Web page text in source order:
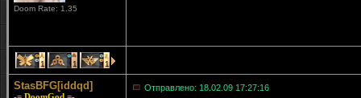
Doom Rate: 1.35
1 1 1
StasBFG[iddqd] Отправлено: 18.02.09 17:27:16